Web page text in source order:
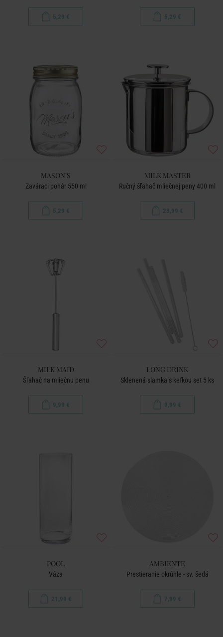
5,29 € 5,29 €
MASON'S
Zaváraci pohár 550 ml
5,29 €
MILK MASTER
Ručný šľahač mliečnej peny 400 ml
23,99 €
MILK MAID
Šľahač na mliečnu penu
9,99 €
LONG DRINK
Sklenená slamka s kefkou set 5 ks
9,99 €
POOL
Váza
21,99 €
AMBIENTE
Prestieranie okrúhle - sv. šedá
7,99 €